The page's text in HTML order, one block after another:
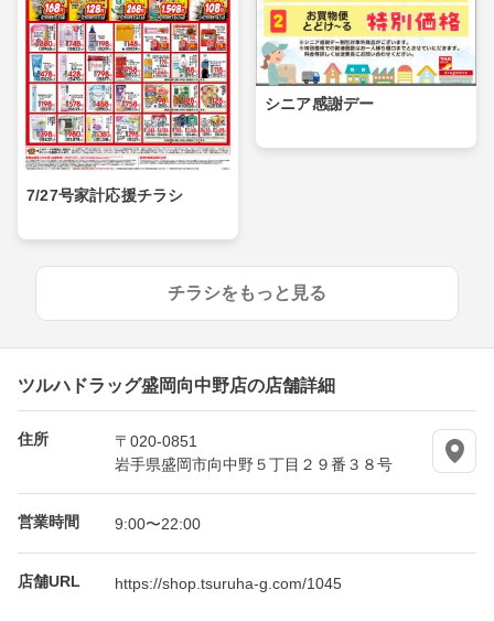
7/27号家計応援チラシ
シニア感謝デー
チラシをもっと見る
ツルハドラッグ盛岡向中野店の店舗詳細
住所
〒020-0851
岩手県盛岡市向中野５丁目２９番３８号
営業時間 9:00〜22:00
店舗URL https://shop.tsuruha-g.com/1045